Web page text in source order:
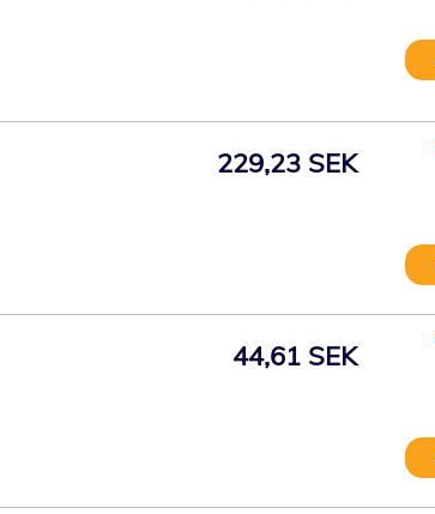
229,23 SEK
44,61 SEK